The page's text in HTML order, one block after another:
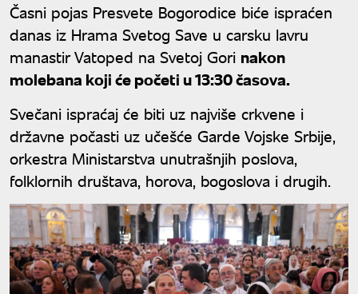
Časni pojas Presvete Bogorodice biće ispraćen
danas iz Hrama Svetog Save u carsku lavru
manastir Vatoped na Svetoj Gori nakon
molebana koji će početi u 13:30 časova.
Svečani ispraćaj će biti uz najviše crkvene i
državne počasti uz učešće Garde Vojske Srbije,
orkestra Ministarstva unutrašnjih poslova,
folklornih društava, horova, bogoslova i drugih.